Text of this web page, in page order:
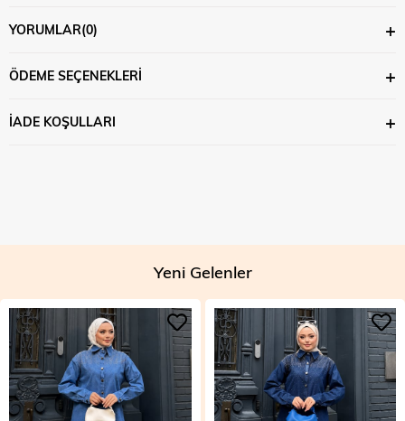
YORUMLAR(0)
ÖDEME SEÇENEKLERI
İADE KOŞULLARI
Yeni Gelenler